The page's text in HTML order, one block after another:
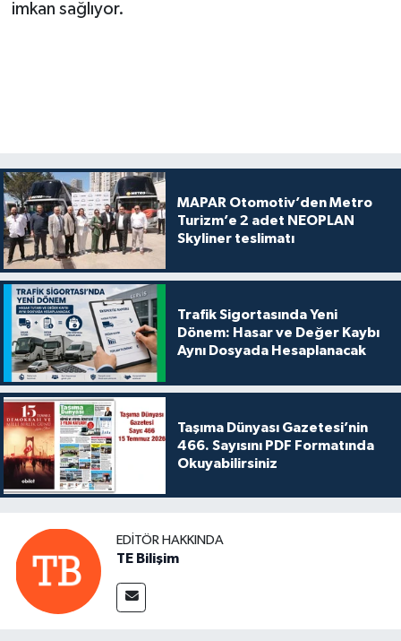
imkan sağlıyor.
MAPAR Otomotiv’den Metro
Turizm’e 2 adet NEOPLAN
Skyliner teslimatı
Trafik Sigortasında Yeni
Dönem: Hasar ve Değer Kaybı
Aynı Dosyada Hesaplanacak
Taşıma Dünyası Gazetesi’nin
466. Sayısını PDF Formatında
Okuyabilirsiniz
EDITÖR HAKKINDA
TE Bilişim